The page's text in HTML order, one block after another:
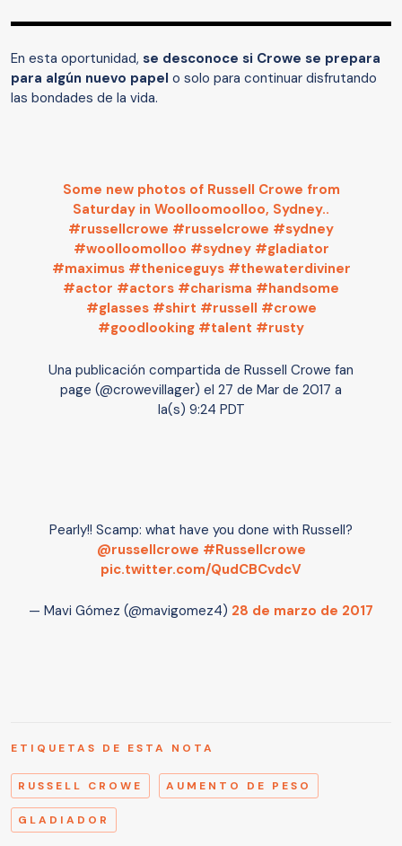
En esta oportunidad, se desconoce si Crowe se prepara
para algún nuevo papel o solo para continuar disfrutando
las bondades de la vida.
Some new photos of Russell Crowe from
Saturday in Woolloomoolloo, Sydney..
#russellcrowe #russelcrowe #sydney
#woolloomolloo #sydney #gladiator
#maximus #theniceguys #thewaterdiviner
#actor #actors #charisma #handsome
#glasses #shirt #russell #crowe
#goodlooking #talent #rusty
Una publicación compartida de Russell Crowe fan
page (@crowevillager) el 27 de Mar de 2017 a
la(s) 9:24 PDT
Pearly!! Scamp: what have you done with Russell?
@russellcrowe #Russellcrowe
pic.twitter.com/QudCBCvdcV
— Mavi Gómez (@mavigomez4) 28 de marzo de 2017
ETIQUETAS DE ESTA NOTA
RUSSELL CROWE AUMENTO DE PESO
GLADIADOR